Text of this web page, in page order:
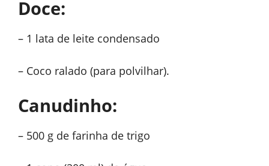
Doce:
– 1 lata de leite condensado
– Coco ralado (para polvilhar).
Canudinho:
– 500 g de farinha de trigo